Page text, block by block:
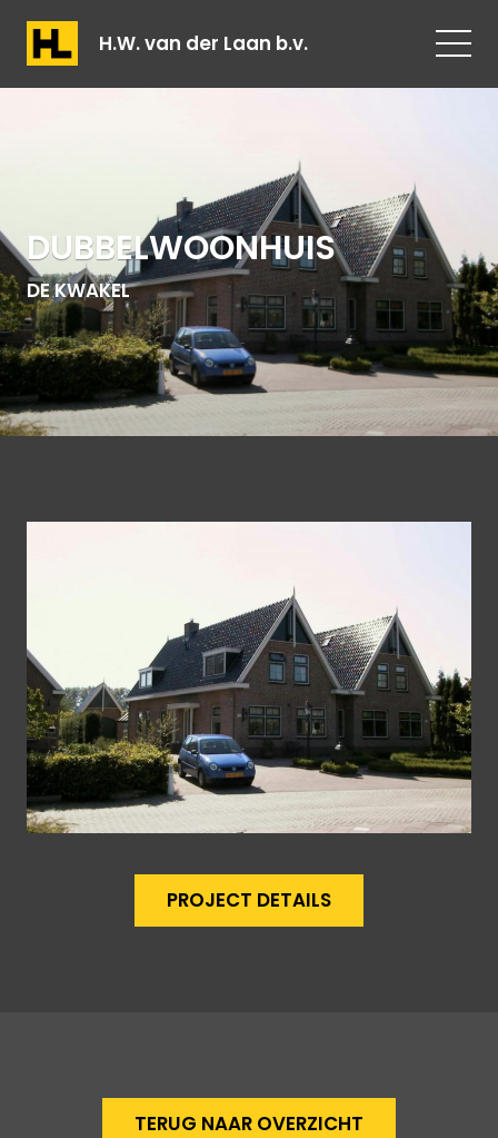
H.W. van der Laan b.v.
DUBBELWOONHUIS
DE KWAKEL
PROJECT DETAILS
TERUG NAAR OVERZICHT